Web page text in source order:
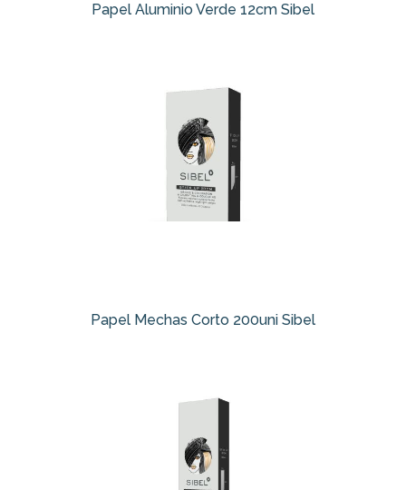
Papel Aluminio Verde 12cm Sibel
Papel Mechas Corto 200uni Sibel